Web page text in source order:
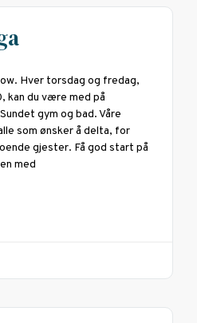
Hver torsdag og fredag,
kan du være med på
gym og bad. Våre
som ønsker å delta, for
gjester. Få god start på
med